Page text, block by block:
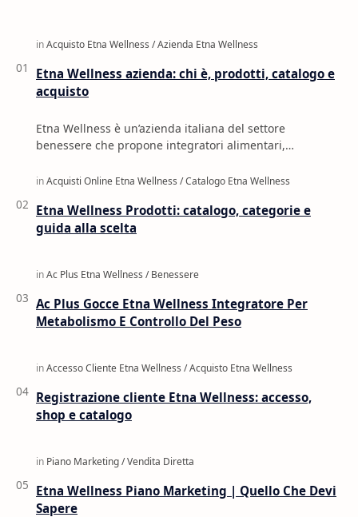
Etna Wellness azienda: chi è, prodotti, catalogo e
acquisto
Etna Wellness è un’azienda italiana del settore
benessere che propone integratori alimentari,
Etna Wellness Prodotti: catalogo, categorie e
guida alla scelta
Ac Plus Gocce Etna Wellness Integratore Per
Metabolismo E Controllo Del Peso
Registrazione cliente Etna Wellness: accesso,
shop e catalogo
Etna Wellness Piano Marketing | Quello Che Devi
Sapere